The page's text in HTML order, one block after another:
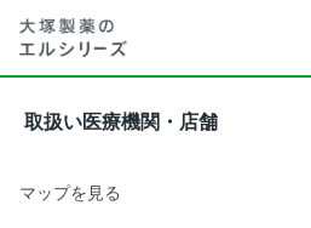
取扱い医療機関・店舗
マップを見る